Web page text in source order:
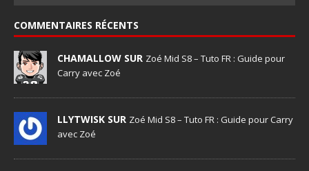
COMMENTAIRES RÉCENTS
CHAMALLOW SUR Zoé Mid S8 – Tuto FR : Guide pour
Carry avec Zoé
LLYTWISK SUR Zoé Mid S8 – Tuto FR : Guide pour Carry
avec Zoé